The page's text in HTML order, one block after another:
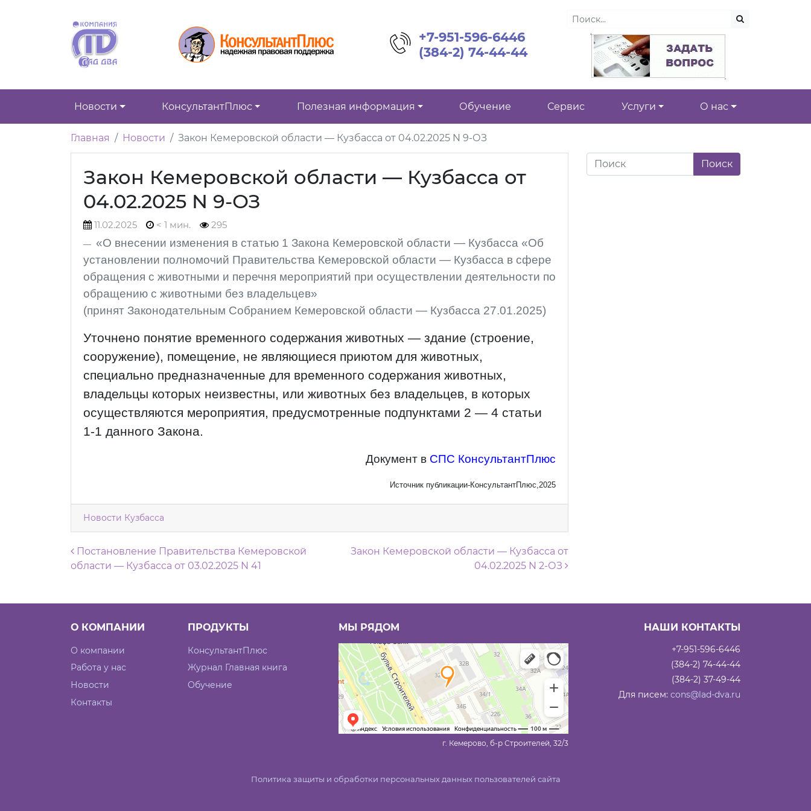
+7-951-596-6446
(384-2) 74-44-44
Новости КонсультантПлюс Полезная информация Обучение Сервис Услуги О нас
Главная Новости Закон Кемеровской области — Кузбасса от 04.02.2025 N 9-ОЗ
Закон Кемеровской области — Кузбасса от
04.02.2025 N 9-ОЗ
11.02.2025 < 1 мин. 295
«О внесении изменения в статью 1 Закона Кемеровской области — Кузбасса «Об
установлении полномочий Правительства Кемеровской области — Кузбасса в сфере
обращения с животными и перечня мероприятий при осуществлении деятельности по
обращению с животными без владельцев»
(принят Законодательным Собранием Кемеровской области — Кузбасса 27.01.2025)
Уточнено понятие временного содержания животных — здание (строение,
сооружение), помещение, не являющиеся приютом для животных,
специально предназначенные для временного содержания животных,
владельцы которых неизвестны, или животных без владельцев, в которых
осуществляются мероприятия, предусмотренные подпунктами 2 — 4 статьи
1-1 данного Закона.
Документ в СПС КонсультантПлюс
Источник публикации-КонсультантПлюс,2025
Новости Кузбасса
Навигация по записям
Постановление Правительства Кемеровской
области — Кузбасса от 03.02.2025 N 41
Закон Кемеровской области — Кузбасса от
04.02.2025 N 2-ОЗ
О КОМПАНИИ
О компании
Работа у нас
Новости
Контакты
ПРОДУКТЫ
КонсультантПлюс
Журнал Главная книга
Обучение
МЫ РЯДОМ
г. Кемерово, б-р Строителей, 32/3
НАШИ КОНТАКТЫ
+7-951-596-6446
(384-2) 74-44-44
(384-2) 37-49-44
Для писем: cons@lad-dva.ru
Политика защиты и обработки персональных данных пользователей сайта